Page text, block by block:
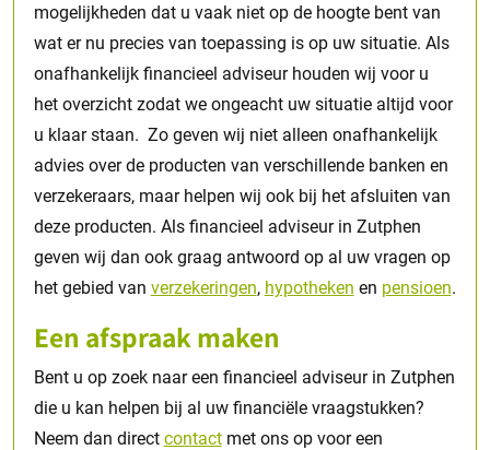
mogelijkheden dat u vaak niet op de hoogte bent van
wat er nu precies van toepassing is op uw situatie. Als
onafhankelijk financieel adviseur houden wij voor u
het overzicht zodat we ongeacht uw situatie altijd voor
u klaar staan. Zo geven wij niet alleen onafhankelijk
advies over de producten van verschillende banken en
verzekeraars, maar helpen wij ook bij het afsluiten van
deze producten. Als financieel adviseur in Zutphen
geven wij dan ook graag antwoord op al uw vragen op
het gebied van verzekeringen, hypotheken en pensioen.
Een afspraak maken
Bent u op zoek naar een financieel adviseur in Zutphen
die u kan helpen bij al uw financiële vraagstukken?
Neem dan direct contactmet ons op voor een